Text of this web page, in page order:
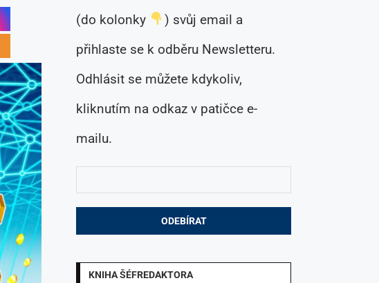
(do kolonky
) svůj email a
přihlaste se k odběru Newsletteru.
Odhlásit se můžete kdykoliv,
kliknutím na odkaz v patičce e-
mailu.
KNIHA ŠÉFREDAKTORA